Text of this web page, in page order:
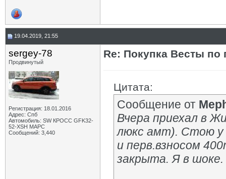
19.04.2019, 21:55
sergey-78
Продвинутый
Регистрация: 18.01.2016
Адрес: Спб
Автомобиль: SW КРОСС GFK32-
52-XSH МАРС
Сообщений: 3,440
Re: Покупка Весты по
Цитата:
Сообщение от
Вчера приехал в
люкс амт). Стою у
и перв.взносом
закрыта. Я в шоке.